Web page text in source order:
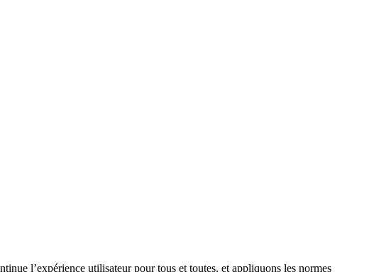
l’expérience utilisateur pour tous et toutes, et appliquons les normes